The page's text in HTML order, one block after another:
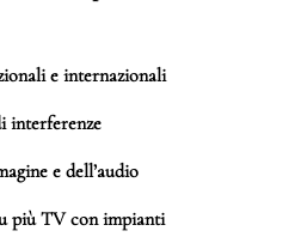
e internazionali
interferenze
e dell’audio
più TV con impianti